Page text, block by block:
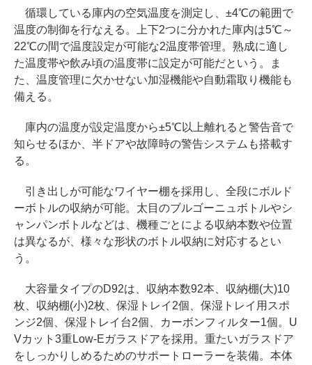
循環している庫内の空気温度を測定し、±4℃の範囲で
温度の制御を行なえる。上下2つに分かれた庫内は5℃～
22℃の間で温度設定が可能な2温度帯管理。熟成に適し
た温度帯や飲み頃の温度帯に設定が可能だという。ま
た、温度管理に欠かせない加湿機能や自動霜取り機能も
備える。
庫内の温度が設定温度から±5℃以上離れると警告音で
知らせるほか、半ドアや故障時の警告システムも搭載す
る。
引き出しが可能なワイヤー棚を採用し、全段にボルド
ーボトルの収納が可能。太目のブルゴーニュボトルやシ
ャンパンボトルなどは、機種ごとによる収納本数や位置
は異なるが、様々な形状のボトル収納に対応するとい
う。
大容量タイプのD92は、収納本数92本、収納棚(大)10
枚、収納棚(小)2枚、保湿トレイ2個、保湿トレイ用スポ
ンジ2個、保湿トレイ台2個、カーボンフィルター1個。U
Vカット3重Low-Eガラスドアを採用。重たいガラスドア
をしっかりしめるためのサポートローラーを装備。本体